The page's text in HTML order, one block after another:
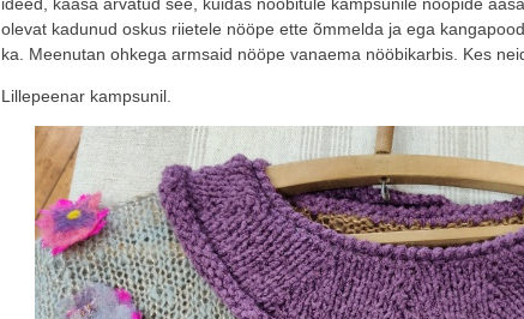
olevat kadunud oskus riietele nööpe ette õmmelda ja ega
ka. Meenutan ohkega armsaid nööpe vanaema nööbikarbis. Kes
Lillepeenar kampsunil.